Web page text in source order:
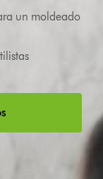
un moldeado